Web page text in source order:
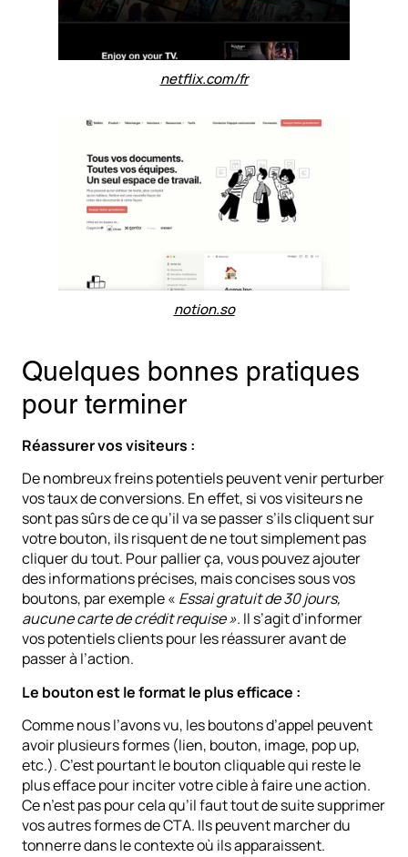
netflix.com/fr
notion.so
Quelques bonnes pratiques
pour terminer
Réassurer vos visiteurs :
De nombreux freins potentiels peuvent venir perturber
vos taux de conversions. En effet, si vos visiteurs ne
sont pas sûrs de ce qu’il va se passer s’ils cliquent sur
votre bouton, ils risquent de ne tout simplement pas
cliquer du tout. Pour pallier ça, vous pouvez ajouter
des informations précises, mais concises sous vos
boutons, par exemple « Essai gratuit de 30 jours,
aucune carte de crédit requise ». Il s’agit d’informer
vos potentiels clients pour les réassurer avant de
passer à l’action.
Le bouton est le format le plus efficace :
Comme nous l’avons vu, les boutons d’appel peuvent
avoir plusieurs formes (lien, bouton, image, pop up,
etc.). C’est pourtant le bouton cliquable qui reste le
plus efface pour inciter votre cible à faire une action.
Ce n’est pas pour cela qu’il faut tout de suite supprimer
vos autres formes de CTA. Ils peuvent marcher du
tonnerre dans le contexte où ils apparaissent.